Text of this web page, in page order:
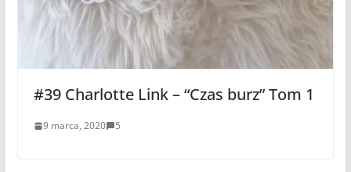
#39 Charlotte Link – “Czas burz” Tom 1
9 marca, 2020 5